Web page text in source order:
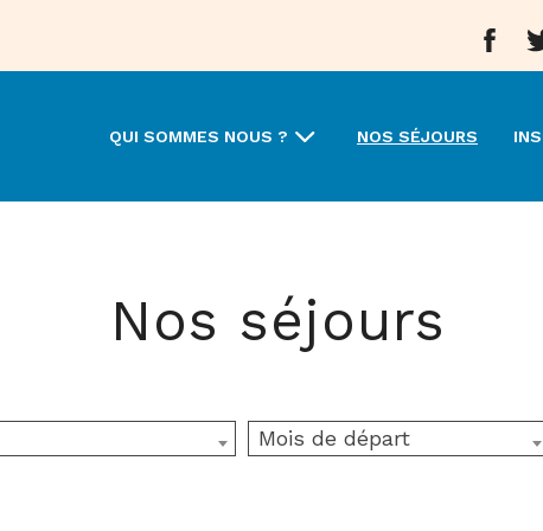
Aller
QUI SOMMES NOUS ? NOS SÉJOURS
Nos séjours
Mois de départ